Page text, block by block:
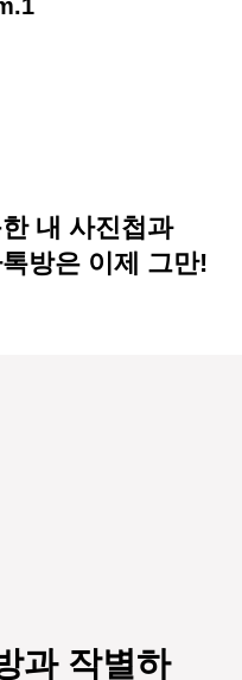
내 사진첩과
방은 이제 그만!
과 작별하